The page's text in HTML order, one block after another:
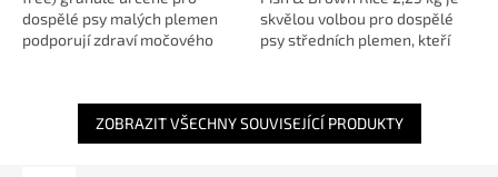
dospělé psy malých plemen
podporují zdraví močového
kamenů. Hlavním zdrojem...
skvělou volbou pro dospělé
psy středních plemen, kteří
každodenní...
ZOBRAZIT VŠECHNY SOUVISEJÍCÍ PRODUKTY